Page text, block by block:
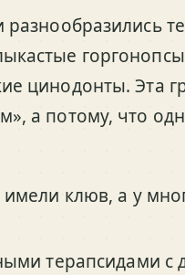
цинодонты. Эта
а потому, что
клюв, а у
терапсидами с